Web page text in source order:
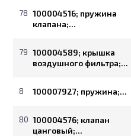
78 100004516; пружина
клапана;...
79 100004589; крышка
воздушного фильтра;...
8 100007927; пружина;...
80 100004576; клапан
цанговый;...